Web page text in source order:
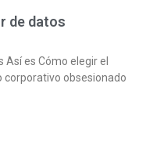
de datos
es Cómo elegir el
corporativo obsesionado